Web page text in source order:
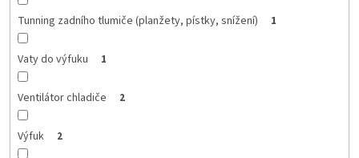
Tunning zadního tlumiče (planžety, pístky, snížení) 1
Vaty do výfuku 1
Ventilátor chladiče 2
Výfuk 2